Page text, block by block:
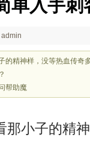
单入手刺
的精神样，没等热血传奇
帮助魔
那小子的精